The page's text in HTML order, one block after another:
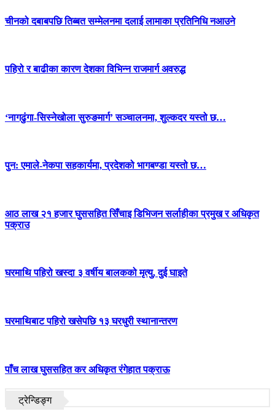
चीनको दबाबपछि तिब्बत सम्मेलनमा दलाई लामाका प्रतिनिधि नआउने
पहिरो र बाढीका कारण देशका विभिन्न राजमार्ग अवरुद्ध
‘नागढुंगा-सिस्नेखोला सुरुङमार्ग’ सञ्चालनमा, शुल्कदर यस्तो छ…
पुन: एमाले-नेकपा सहकार्यमा, प्रदेशको भागबण्डा यस्तो छ…
आठ लाख २१ हजार घुससहित सिँचाइ डिभिजन सर्लाहीका प्रमुख र अधिकृत
पक्राउ
घरमाथि पहिरो खस्दा ३ वर्षीय बालकको मृत्यु, दुई घाइते
घरमाथिबाट पहिरो खसेपछि १३ घरधुरी स्थानान्तरण
पाँच लाख घुससहित कर अधिकृत रंगेहात पक्राऊ
ट्रेन्डिङ्ग